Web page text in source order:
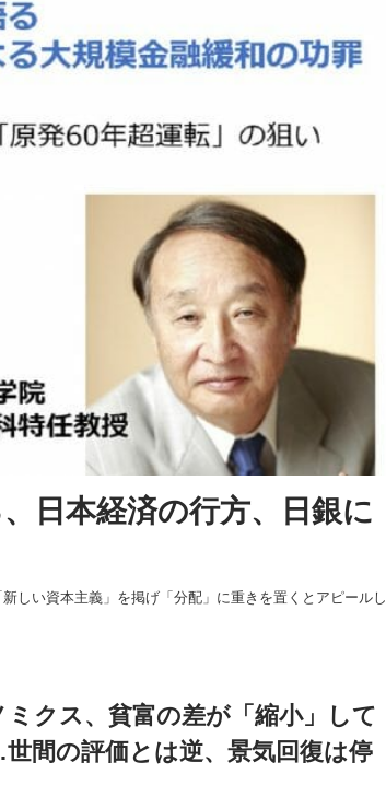
日本経済の行方、日銀に
しい資本主義」を掲げ「分配」に重きを置くとアピールし
ミクス、貧富の差が「縮小」して
間の評価とは逆、景気回復は停